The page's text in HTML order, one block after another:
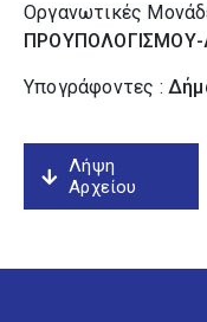
Οργανωτικές
ΠΡΟΥΠΟΛΟΓΙΣΜΟΥ-
Υπογράφοντες :
Λήψη
Αρχείου